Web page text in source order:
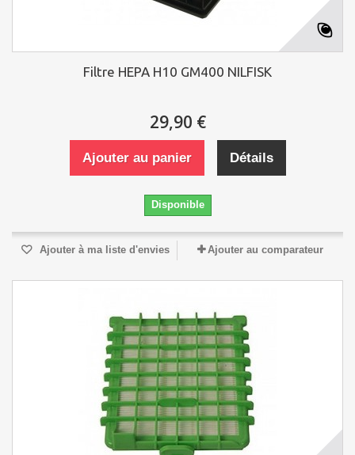
Filtre HEPA H10 GM400 NILFISK
29,90 €
Ajouter au panier Détails
Disponible
Ajouter à ma liste d'envies Ajouter au comparateur